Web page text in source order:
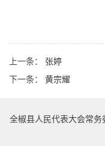
上一条： 张婷
下一条： 黄宗耀
全椒县人民代表大会常